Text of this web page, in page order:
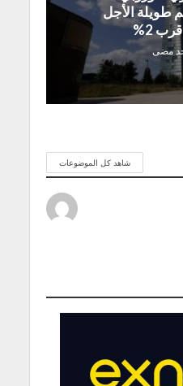
طويلة الأجل
2%
مضى
شاهد كل الموضوعات